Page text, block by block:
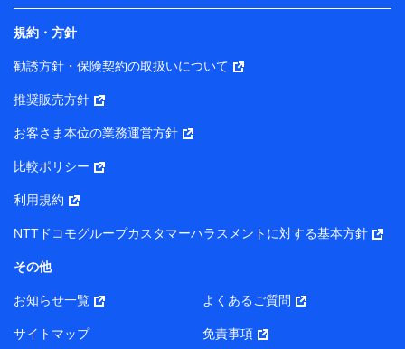
各種セミナーの開催のため
コンサルティングサービスの実施のため
アンケートやキャンペーン等の実施のため
上記に係る案内・手続き・管理等付帯業務を行うため
所・代表者名】
り）
株式会社NTTドコモ・フィナンシャルグループ 代表取締役
社長 廣井 孝史
東京都中央区日本橋人形町2-14-10 アーバンネット日本橋
株式会社ドコモ・インシュアランス 代表取締役社長 吉
村 忠義
規約・方針
勧誘方針・保険契約の取扱いについて
推奨販売方針
お客さま本位の業務運営方針
比較ポリシー
利用規約
NTTドコモグループカスタマーハラスメントに対する基本方針
その他
お知らせ一覧 よくあるご質問
サイトマップ 免責事項